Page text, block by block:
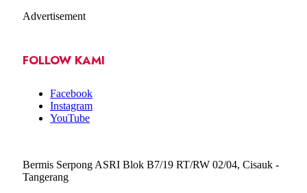
Advertisement
FOLLOW KAMI
Facebook
Instagram
YouTube
Bermis Serpong ASRI Blok B7/19 RT/RW 02/04, Cisauk -
Tangerang